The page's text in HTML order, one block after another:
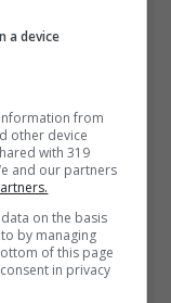
>>>
alzarsi: il
loro
a device
from
other device
with 319
and our partners
on the basis
by managing
of this page
in privacy